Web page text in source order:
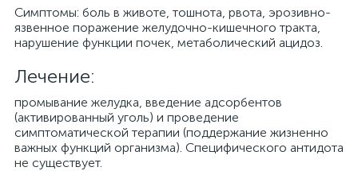
Симптомы: боль в животе, тошнота, рвота, эрозивно-
язвенное поражение желудочно-кишечного тракта,
нарушение функции почек, метаболический ацидоз.
Лечение:
промывание желудка, введение адсорбентов
(активированный уголь) и проведение
симптоматической терапии (поддержание жизненно
важных функций организма). Специфического антидота
не существует.